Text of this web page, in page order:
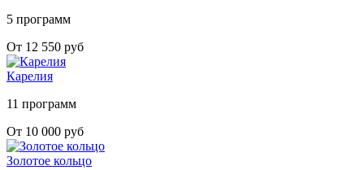
5 программ
От 12 550 руб
Карелия
11 программ
От 10 000 руб
Золотое кольцо